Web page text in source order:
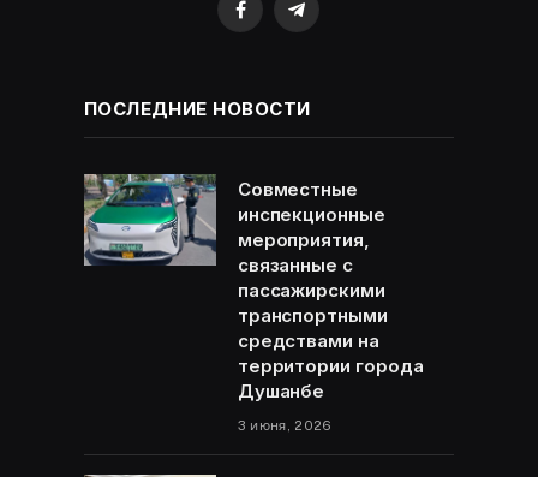
FacebookTelegram
ПОСЛЕДНИЕ НОВОСТИ
Совместные
инспекционные
мероприятия,
связанные с
пассажирскими
транспортными
средствами на
территории города
Душанбе
3 июня, 2026